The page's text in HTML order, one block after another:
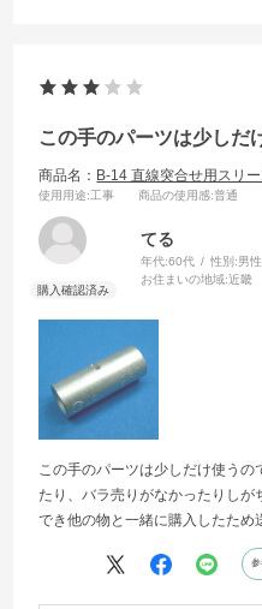
この手のパーツは少しだ
商品名： B-14 直線突合せ用スリ
使用用途:工事 商品の使用感:普通
てる
年代:60代 性別:男性
お住まいの地域:近畿
この手のパーツは少しだけ使う
たり、バラ売りがなかったりしが
でき他の物と一緒に購入したため
参